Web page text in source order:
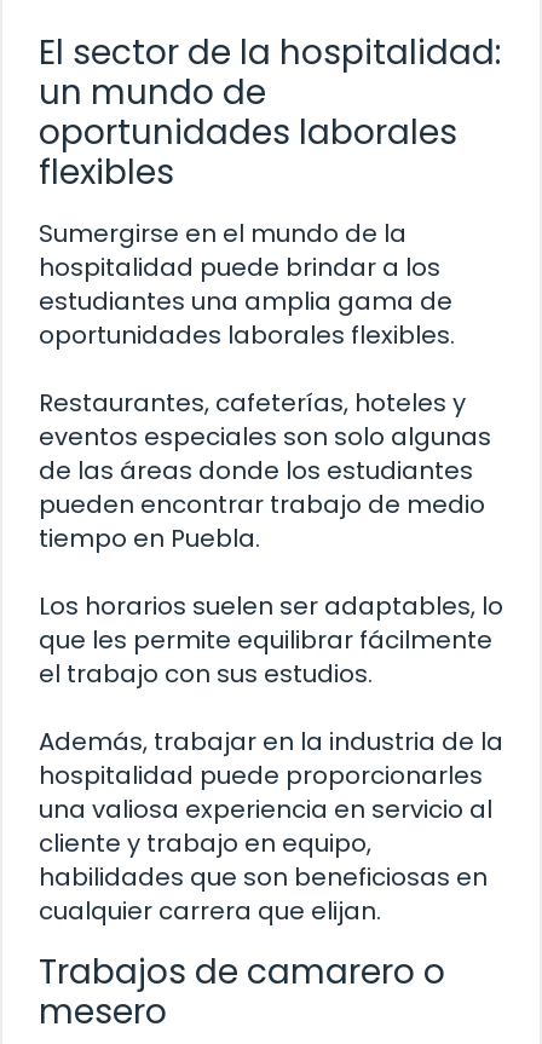
El sector de la hospitalidad:
un mundo de
oportunidades laborales
flexibles
Sumergirse en el mundo de la
hospitalidad puede brindar a los
estudiantes una amplia gama de
oportunidades laborales flexibles.
Restaurantes, cafeterías, hoteles y
eventos especiales son solo algunas
de las áreas donde los estudiantes
pueden encontrar trabajo de medio
tiempo en Puebla.
Los horarios suelen ser adaptables, lo
que les permite equilibrar fácilmente
el trabajo con sus estudios.
Además, trabajar en la industria de la
hospitalidad puede proporcionarles
una valiosa experiencia en servicio al
cliente y trabajo en equipo,
habilidades que son beneficiosas en
cualquier carrera que elijan.
Trabajos de camarero o
mesero